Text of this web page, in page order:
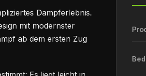
Dampferlebnis.
mit modernster
ab dem ersten Zug